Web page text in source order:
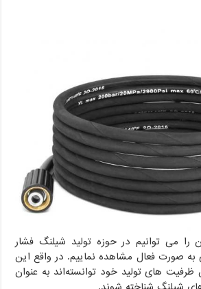
را می توانیم ‌در حوزه تولید شیلنگ فشار
صورت فعال مشاهده نماییم. در واقع این
ظرفیت های تولید خود توانسته‌اند به عنوان